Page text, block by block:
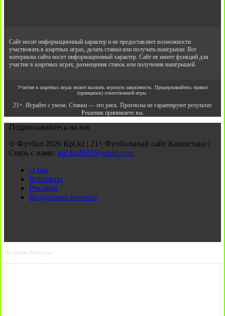
Сайт носит информационный характер и не предоставляет возможности
участвовать в азартных играх, делать ставки или получать выигрыши. Все
материалы сайта носят информационный характер. Сайт не имеет функций для
участия в азартных играх, размещения ставок или получения выигрышей.
Участие в азартных играх может вызвать игровую зависимость. Придерживайтесь правил
(принципов) ответственной игры.
21+. Играйте с умом. Ставки — это риск. Прогнозы не гарантируют результат.
Решения принимаете вы.
Подписывайтесь на нас
© Футбол 2026 Kpl.kz | 21+ Футбольный сайт Казахстана |
Связь с нами: kpl.kz2022@gmail.com
О нас
Контакты
Реклама
Поддержка проекта
Лучшие бонусы